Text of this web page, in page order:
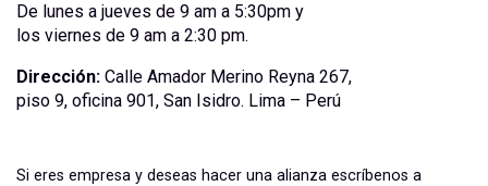
De lunes a jueves de 9 am a 5:30pm y
los viernes de 9 am a 2:30 pm.
Dirección: Calle Amador Merino Reyna 267,
piso 9, oficina 901, San Isidro. Lima – Perú
Si eres empresa y deseas hacer una alianza escríbenos a